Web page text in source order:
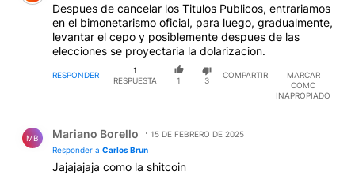
Despues de cancelar los Titulos Publicos, entrariamos
en el bimonetarismo oficial, para luego, gradualmente,
levantar el cepo y posiblemente despues de las
elecciones se proyectaria la dolarizacion.
RESPONDER
1
RESPUESTA
1 3
COMPARTIR
MARCAR
COMO
INAPROPIADO
MB Mariano Borello
15 DE FEBRERO DE 2025
Responder a Carlos Brun
Jajajajaja como la shitcoin